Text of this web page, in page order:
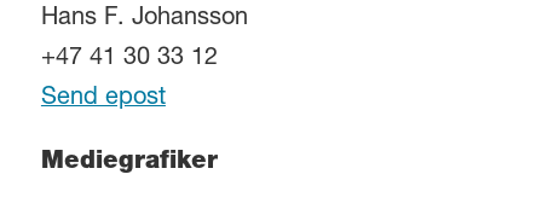
Hans F. Johansson
+47 41 30 33 12
Send epost
Mediegrafiker